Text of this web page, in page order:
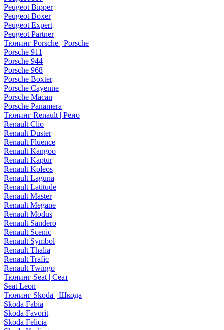
Peugeot Bipper
Peugeot Boxer
Peugeot Expert
Peugeot Partner
Тюнинг Porsche | Porsche
Porsche 911
Porsche 944
Porsche 968
Porsche Boxter
Porsche Cayenne
Porsche Macan
Porsche Panamera
Тюнинг Renault | Рено
Renault Clio
Renault Duster
Renault Fluence
Renault Kangoo
Renault Kaptur
Renault Koleos
Renault Laguna
Renault Latitude
Renault Master
Renault Megane
Renault Modus
Renault Sandero
Renault Scenic
Renault Symbol
Renault Thalia
Renault Trafic
Renault Twingo
Тюнинг Seat | Сеат
Seat Leon
Тюнинг Skoda | Шкода
Skoda Fabia
Skoda Favorit
Skoda Felicia